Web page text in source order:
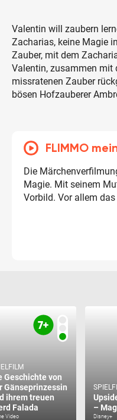
Valentin will zaubern
Zacharias, keine Magie
Zauber, mit dem
Valentin, zusammen mit
missratenen Zauber
bösen Hofzauberer
FLIMMO
Die
Magie. Mit seinem
Vorbild. Vor allem
Geschichte von
Gänseprinzessin
ihrem treuen
Falada
Video
–
Disney+